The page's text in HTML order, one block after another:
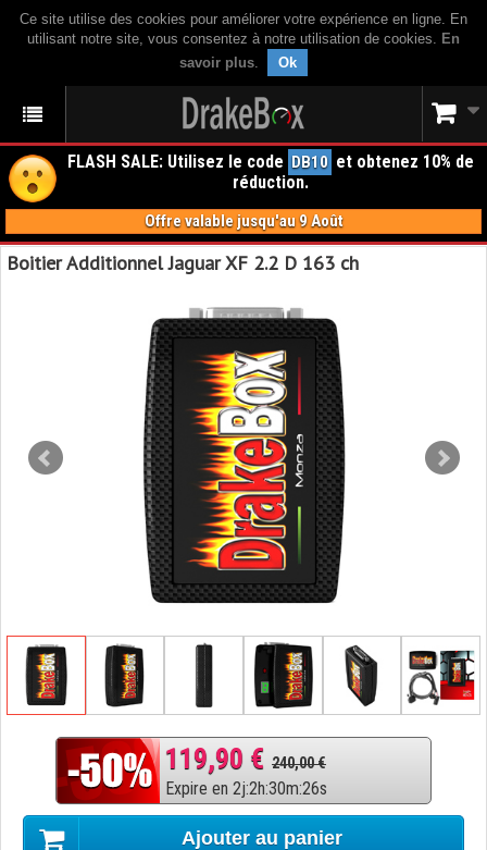
Ce site utilise des cookies pour améliorer votre expérience en ligne. En
utilisant notre site, vous consentez à notre utilisation de cookies. En
savoir plus. Ok
FLASH SALE: Utilisez le code DB10 et obtenez 10% de
réduction.
Offre valable jusqu'au 9 Août
Boitier Additionnel Jaguar XF 2.2 D 163 ch
119,90 € 240,00 €
Expire en 2j:2h:30m:25s
Ajouter au panier